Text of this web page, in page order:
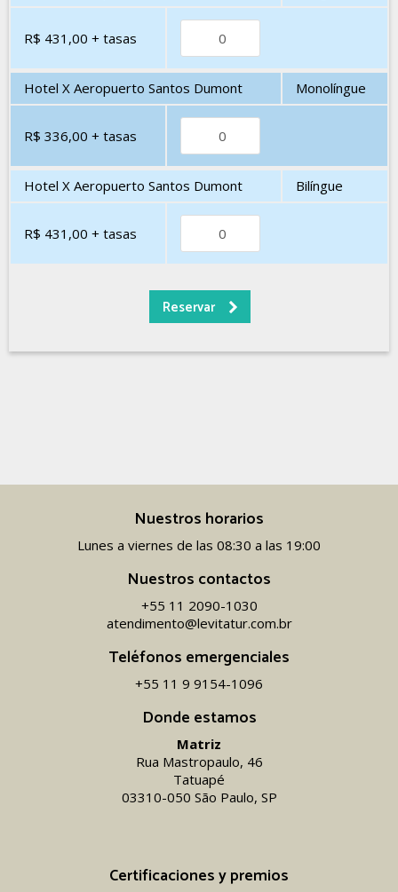
R$ 431,00 + tasas
Hotel X Aeropuerto Santos Dumont Monolíngue
R$ 336,00 + tasas
Hotel X Aeropuerto Santos Dumont Bilíngue
R$ 431,00 + tasas
Donde estamos
Matriz
Rua Mastropaulo, 46
Tatuapé
03310-050 São Paulo, SP
Certificaciones y premios
Nuestros horarios
Lunes a viernes de las 08:30 a las 19:00
Nuestros contactos
+55 11 2090-1030
atendimento@levitatur.com.br
Teléfonos emergenciales
+55 11 9 9154-1096‬